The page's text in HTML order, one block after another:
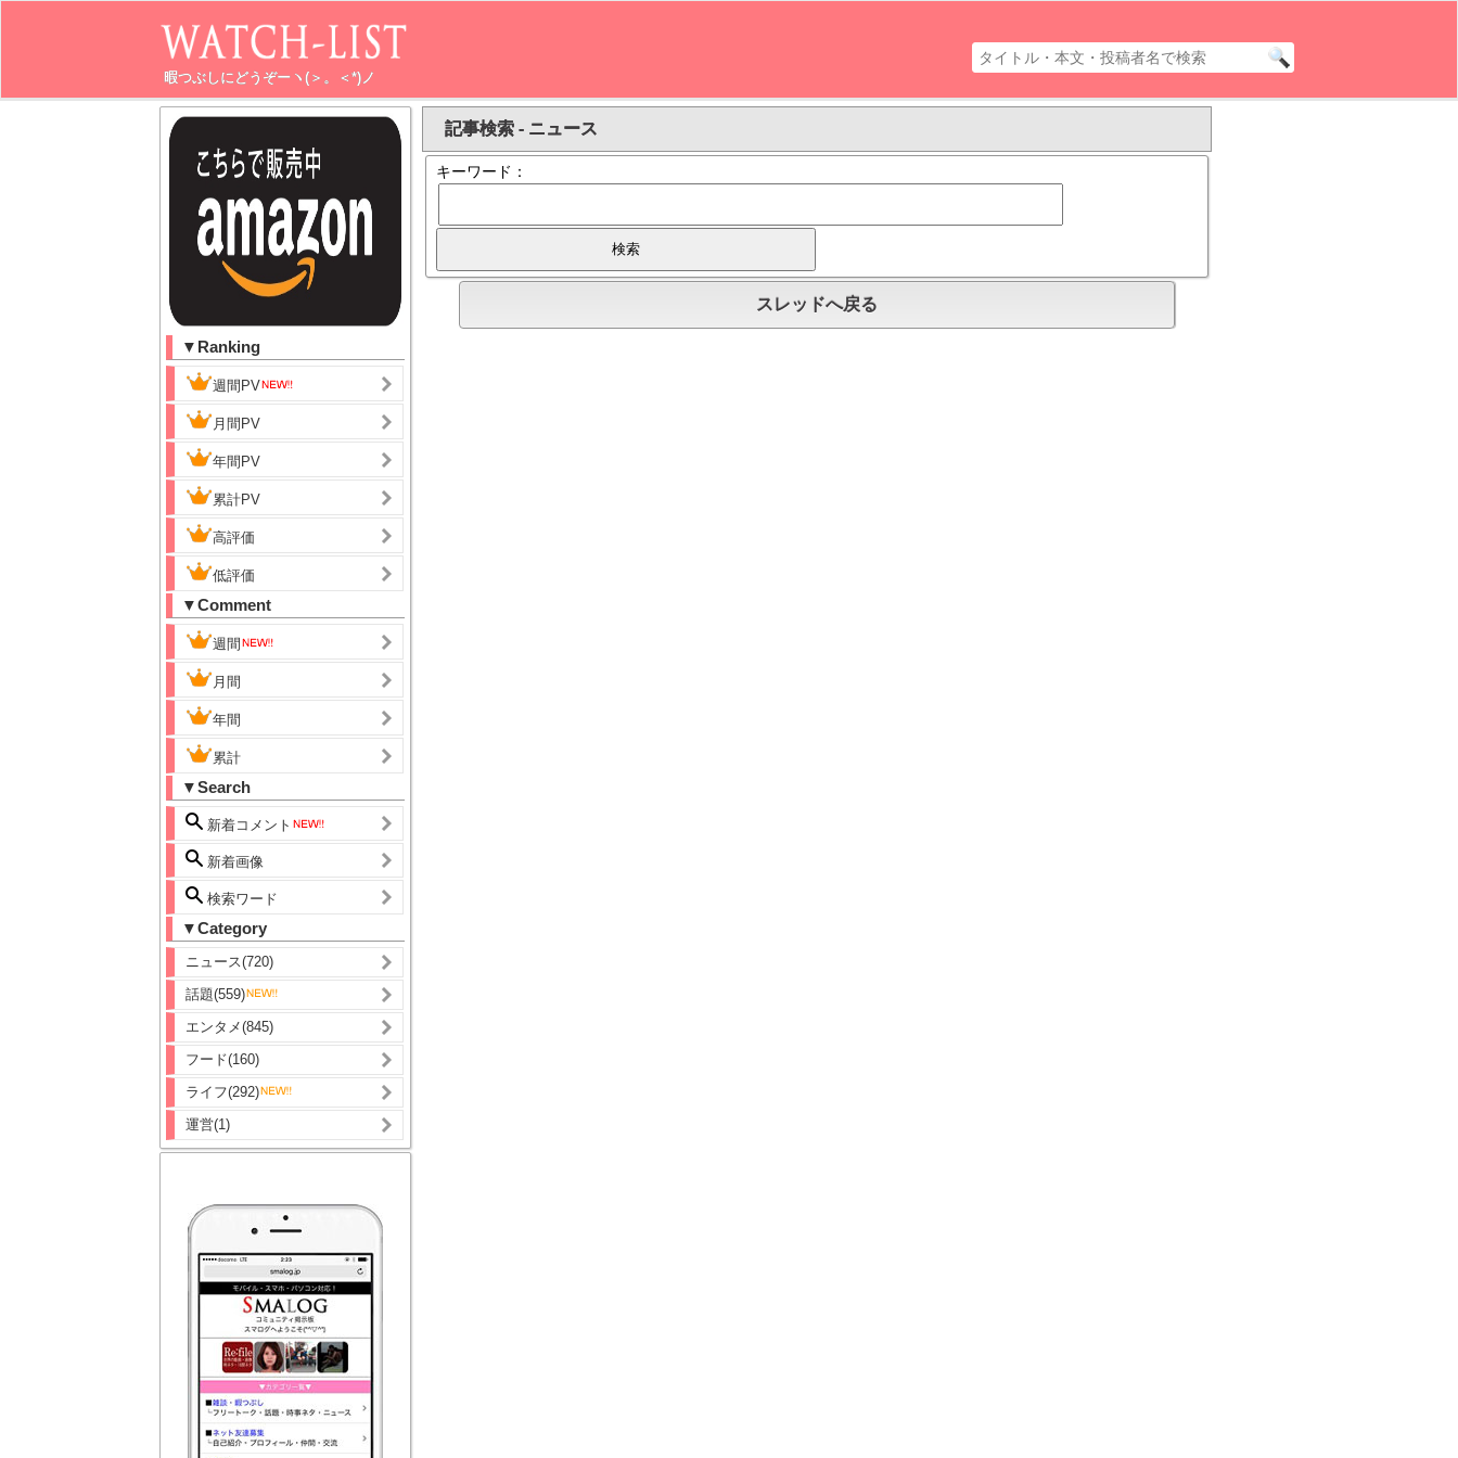
暇つぶしにどうぞーヽ(＞。＜*)ノ
▼Ranking
週間PV
月間PV
年間PV
累計PV
高評価
低評価
▼Comment
週間
月間
年間
累計
▼Search
新着コメント
新着画像
検索ワード
▼Category
ニュース(720)
話題(559)
エンタメ(845)
フード(160)
ライフ(292)
運営(1)
記事検索 - ニュース
キーワード：
スレッドへ戻る